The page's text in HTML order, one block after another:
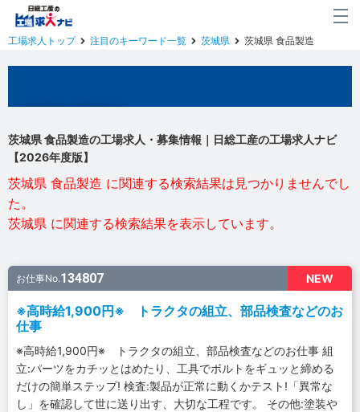
工場求人トップ 注目のキーワード一覧 茨城県 茨城県 食品製造
茨城県 食品製造の工場求人・募集情報｜日総工産の工場求人ナビ
【2026年度版】
茨城県 食品製造 に関連する検索結果は見つかりませんでし
た。
茨城県 に関連する検索結果を表示しています。
NEW
お仕事No.134807
※高時給1,900円※ トラクタの組立、部品検査などのお
仕事
※高時給1,900円※ トラクタの組立、部品検査などのお仕事 組
立:パーツをカチッとはめたり、工具でボルトをギュッと締める
だけの簡単ステップ! 検査:製品が正常に動くかテスト!「異常な
し」を確認して世に送り出す、大切な工程です。 その他:塗装や